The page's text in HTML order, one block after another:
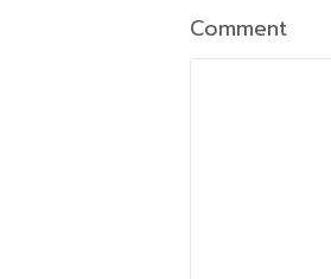
Comment